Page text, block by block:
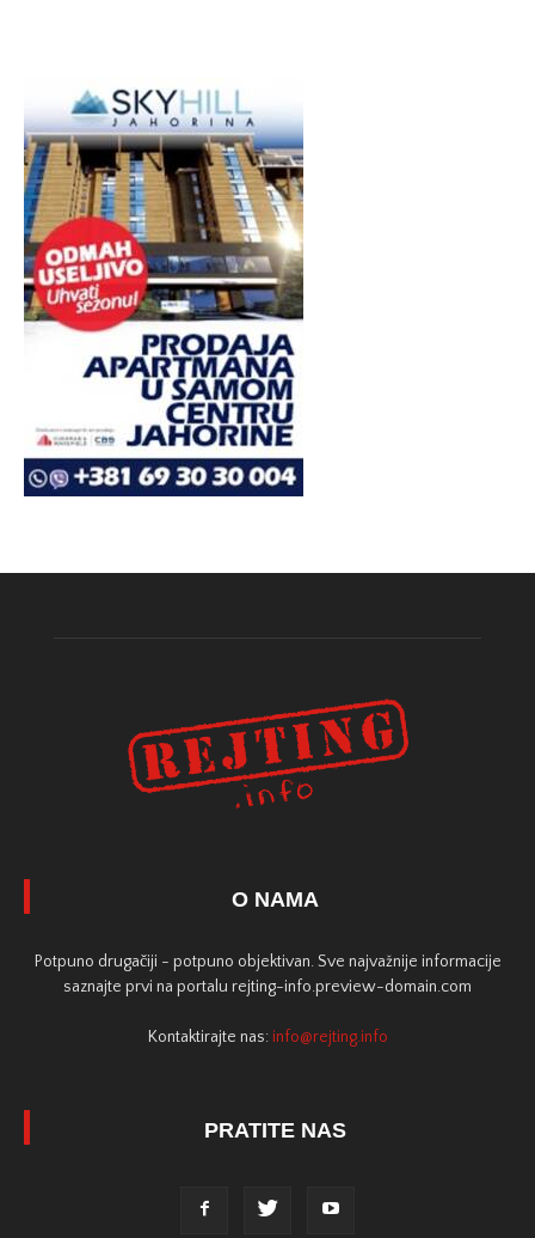
O NAMA
Potpuno drugačiji - potpuno objektivan. Sve najvažnije informacije
saznajte prvi na portalu rejting-info.preview-domain.com
Kontaktirajte nas: info@rejting.info
PRATITE NAS